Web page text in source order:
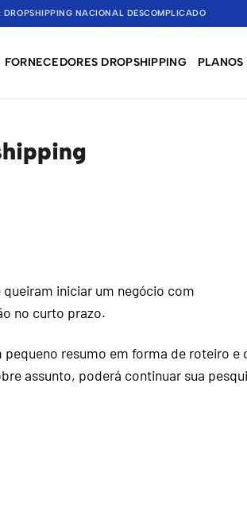
DROPSHIPPING NACIONAL DESCOMPLICADO
FORNECEDORES DROPSHIPPING PLANOS
iniciar um negócio com
no curto prazo.
resumo em forma de roteiro e
assunto, poderá continuar sua